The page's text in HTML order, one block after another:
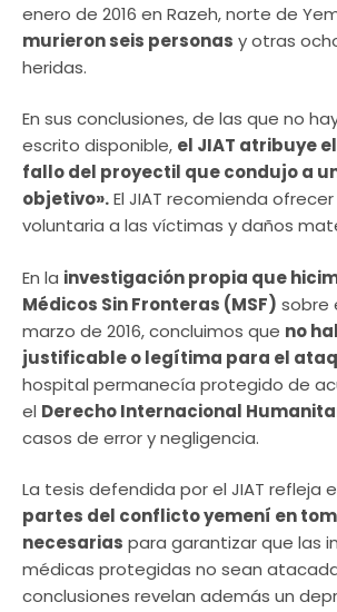
enero de 2016 en Razeh, norte de
murieron seis personas y otras
heridas.
En sus conclusiones, de las que no
escrito disponible, el JIAT atribuye
fallo del proyectil que condujo a
objetivo».El JIAT recomienda
voluntaria a las víctimas y daños
En la investigación propia que
Médicos Sin Fronteras (MSF) sobre
marzo de 2016, concluimos que no
justificable o legítima para el
hospital permanecía protegido de
el Derecho Internacional
casos de error y negligencia.
La tesis defendida por el JIAT refleja
partes del conflicto yemení en
necesarias para garantizar que las
médicas protegidas no sean
conclusiones revelan además un